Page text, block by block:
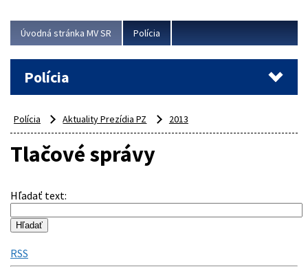
Úvodná stránka MV SR Polícia
Polícia
Polícia Aktuality Prezídia PZ 2013
Tlačové správy
Hľadať text:
RSS